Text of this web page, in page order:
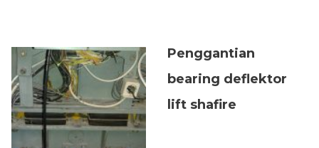
Penggantian
bearing deflektor
lift shafire